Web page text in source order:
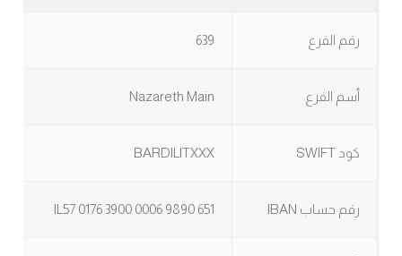
رقم الفرع 639
أسم الفرع Nazareth Main
كود SWIFT BARDILITXXX
رقم حساب IBAN IL57 0176 3900 0006 9890 651